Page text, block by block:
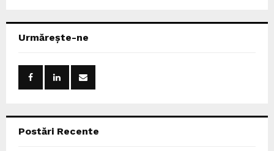
h
Urmărește-ne
Postări Recente